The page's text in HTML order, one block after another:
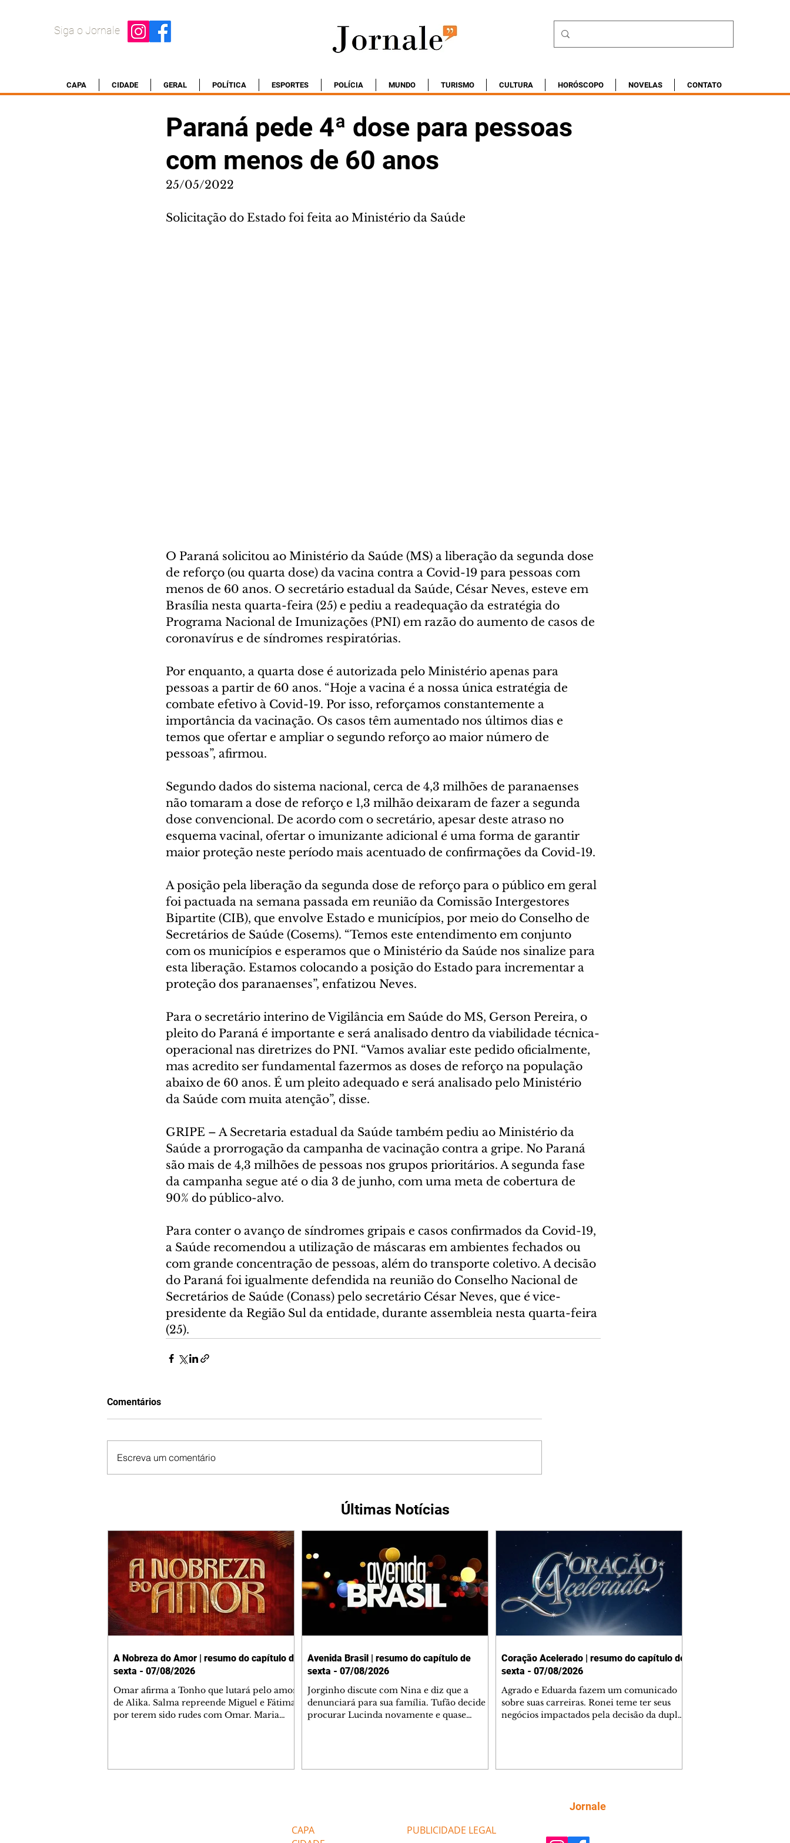
Siga o Jornale
CAPA CIDADE GERAL POLÍTICA ESPORTES POLÍCIA MUNDO TURISMO CULTURA HORÓSCOPO NOVELAS CONTATO
Paraná pede 4ª dose para pessoas
com menos de 60 anos
25/05/2022
Solicitação do Estado foi feita ao Ministério da Saúde
O Paraná solicitou ao Ministério da Saúde (MS) a liberação da segunda dose
de reforço (ou quarta dose) da vacina contra a Covid-19 para pessoas com
menos de 60 anos. O secretário estadual da Saúde, César Neves, esteve em
Brasília nesta quarta-feira (25) e pediu a readequação da estratégia do
Programa Nacional de Imunizações (PNI) em razão do aumento de casos de
coronavírus e de síndromes respiratórias.
Por enquanto, a quarta dose é autorizada pelo Ministério apenas para
pessoas a partir de 60 anos. “Hoje a vacina é a nossa única estratégia de
combate efetivo à Covid-19. Por isso, reforçamos constantemente a
importância da vacinação. Os casos têm aumentado nos últimos dias e
temos que ofertar e ampliar o segundo reforço ao maior número de
pessoas”, afirmou.
Segundo dados do sistema nacional, cerca de 4,3 milhões de paranaenses
não tomaram a dose de reforço e 1,3 milhão deixaram de fazer a segunda
dose convencional. De acordo com o secretário, apesar deste atraso no
esquema vacinal, ofertar o imunizante adicional é uma forma de garantir
maior proteção neste período mais acentuado de confirmações da Covid-19.
A posição pela liberação da segunda dose de reforço para o público em geral
foi pactuada na semana passada em reunião da Comissão Intergestores
Bipartite (CIB), que envolve Estado e municípios, por meio do Conselho de
Secretários de Saúde (Cosems). “Temos este entendimento em conjunto
com os municípios e esperamos que o Ministério da Saúde nos sinalize para
esta liberação. Estamos colocando a posição do Estado para incrementar a
proteção dos paranaenses”, enfatizou Neves.
Para o secretário interino de Vigilância em Saúde do MS, Gerson Pereira, o
pleito do Paraná é importante e será analisado dentro da viabilidade técnica-
operacional nas diretrizes do PNI. “Vamos avaliar este pedido oficialmente,
mas acredito ser fundamental fazermos as doses de reforço na população
abaixo de 60 anos. É um pleito adequado e será analisado pelo Ministério
da Saúde com muita atenção”, disse.
GRIPE – A Secretaria estadual da Saúde também pediu ao Ministério da
Saúde a prorrogação da campanha de vacinação contra a gripe. No Paraná
são mais de 4,3 milhões de pessoas nos grupos prioritários. A segunda fase
da campanha segue até o dia 3 de junho, com uma meta de cobertura de
90% do público-alvo.
Para conter o avanço de síndromes gripais e casos confirmados da Covid-19,
a Saúde recomendou a utilização de máscaras em ambientes fechados ou
com grande concentração de pessoas, além do transporte coletivo. A decisão
do Paraná foi igualmente defendida na reunião do Conselho Nacional de
Secretários de Saúde (Conass) pelo secretário César Neves, que é vice-
presidente da Região Sul da entidade, durante assembleia nesta quarta-feira
(25).
Comentários
Escreva um comentário
Últimas Notícias
A Nobreza do Amor | resumo do capítulo de
sexta - 07/08/2026
Omar afirma a Tonho que lutará pelo amor
de Alika. Salma repreende Miguel e Fátima
por terem sido rudes com Omar. Maria
Avenida Brasil | resumo do capítulo de
sexta - 07/08/2026
Jorginho discute com Nina e diz que a
denunciará para sua família. Tufão decide
procurar Lucinda novamente e quase
Max estavam envolvidos na tentativa de
assalto à
Coração Acelerado | resumo do capítulo de
sexta - 07/08/2026
Agrado e Eduarda fazem um comunicado
sobre suas carreiras. Ronei teme ter seus
negócios impactados pela decisão da dupla.
que se mudará de país, e Eduarda se
preocupa com Sol. Palhares desconfia de
CAPA
PUBLICIDADE LEGAL
Jornale